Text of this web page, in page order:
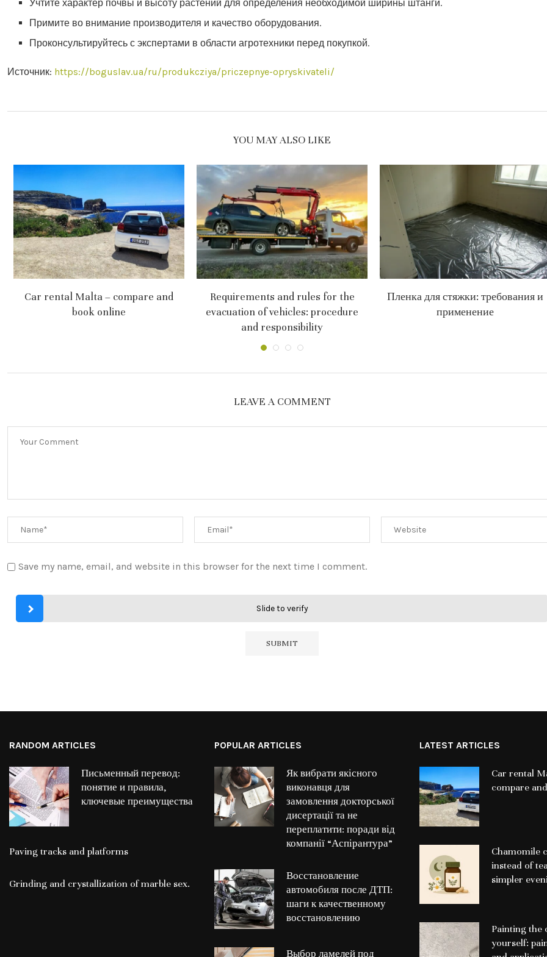
Учтите характер почвы и высоту растений для определения необходимой ширины штанги.
Примите во внимание производителя и качество оборудования.
Проконсультируйтесь с экспертами в области агротехники перед покупкой.
Источник: https://boguslav.ua/ru/produkcziya/priczepnye-opryskivateli/
YOU MAY ALSO LIKE
Car rental Malta – compare and
book online
Requirements and rules for the
evacuation of vehicles: procedure
and responsibility
Пленка для стяжки: требования и
применение
LEAVE A COMMENT
Save my name, email, and website in this browser for the next time I comment.
Slide to verify
RANDOM ARTICLES
Письменный перевод:
понятие и правила,
ключевые преимущества
Paving tracks and platforms
Grinding and crystallization of marble sex.
POPULAR ARTICLES
Як вибрати якісного
виконавця для
замовлення докторської
дисертації та не
переплатити: поради від
компанії “Аспірантура”
Восстановление
автомобиля после ДТП:
шаги к качественному
восстановлению
Выбор ламелей под
LATEST ARTICLES
Car rental
compare
Chamomile
instead of
simpler
Painting the
yourself: